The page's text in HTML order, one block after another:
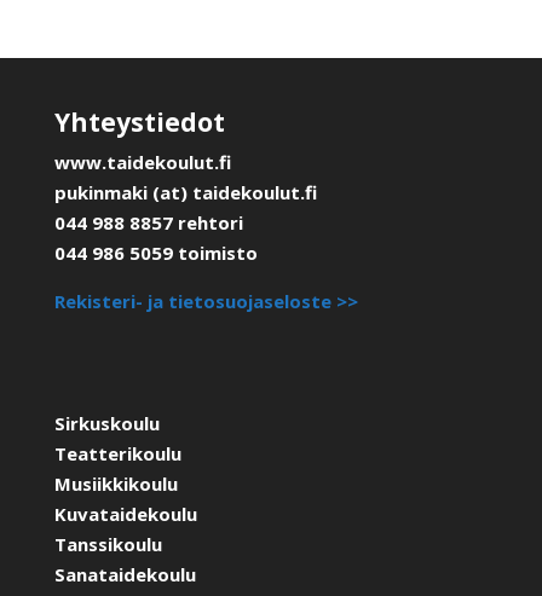
Yhteystiedot
www.taidekoulut.fi
pukinmaki (at) taidekoulut.fi
044 988 8857 rehtori
044 986 5059 toimisto
Rekisteri- ja tietosuojaseloste >>
Sirkuskoulu
Teatterikoulu
Musiikkikoulu
Kuvataidekoulu
Tanssikoulu
Sanataidekoulu